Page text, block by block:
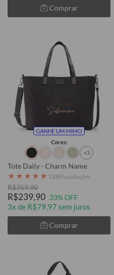
Comprar
GANHE UM MIMO
Cores:
+3
Tote Daily - Charm Name
★ ★ ★ ★ ★ 12009 avaliações
R$359,90
R$239,90 33% OFF
3x de R$79,97 sem juros
Comprar